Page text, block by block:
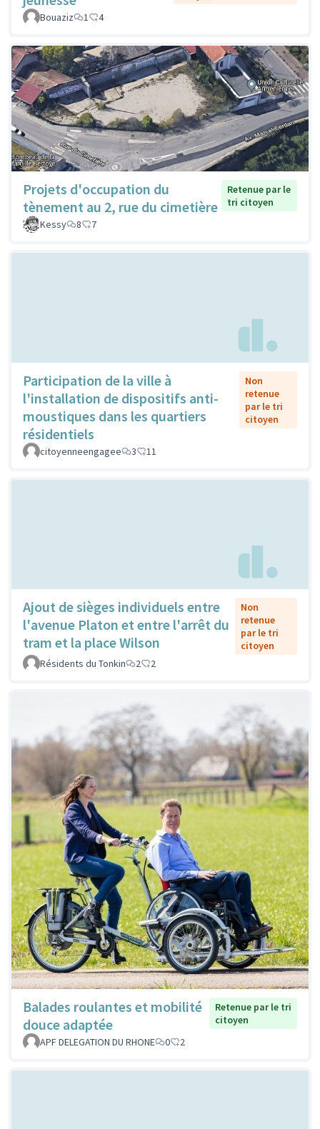
Bouaziz
1 4
Projets d'occupation du
tènement au 2, rue du cimetière
Retenue par le
tri citoyen
Kessy
8 7
Participation de la ville à
l'installation de dispositifs anti-
moustiques dans les quartiers
résidentiels
Non
retenue
par le tri
citoyen
citoyenneengagee 3 11
Ajout de sièges individuels entre
l'avenue Platon et entre l'arrêt du
tram et la place Wilson
Non
retenue
par le tri
citoyen
Résidents du Tonkin
2 2
Balades roulantes et mobilité
douce adaptée
Retenue par le tri
citoyen
APF DELEGATION DU RHONE
0 2